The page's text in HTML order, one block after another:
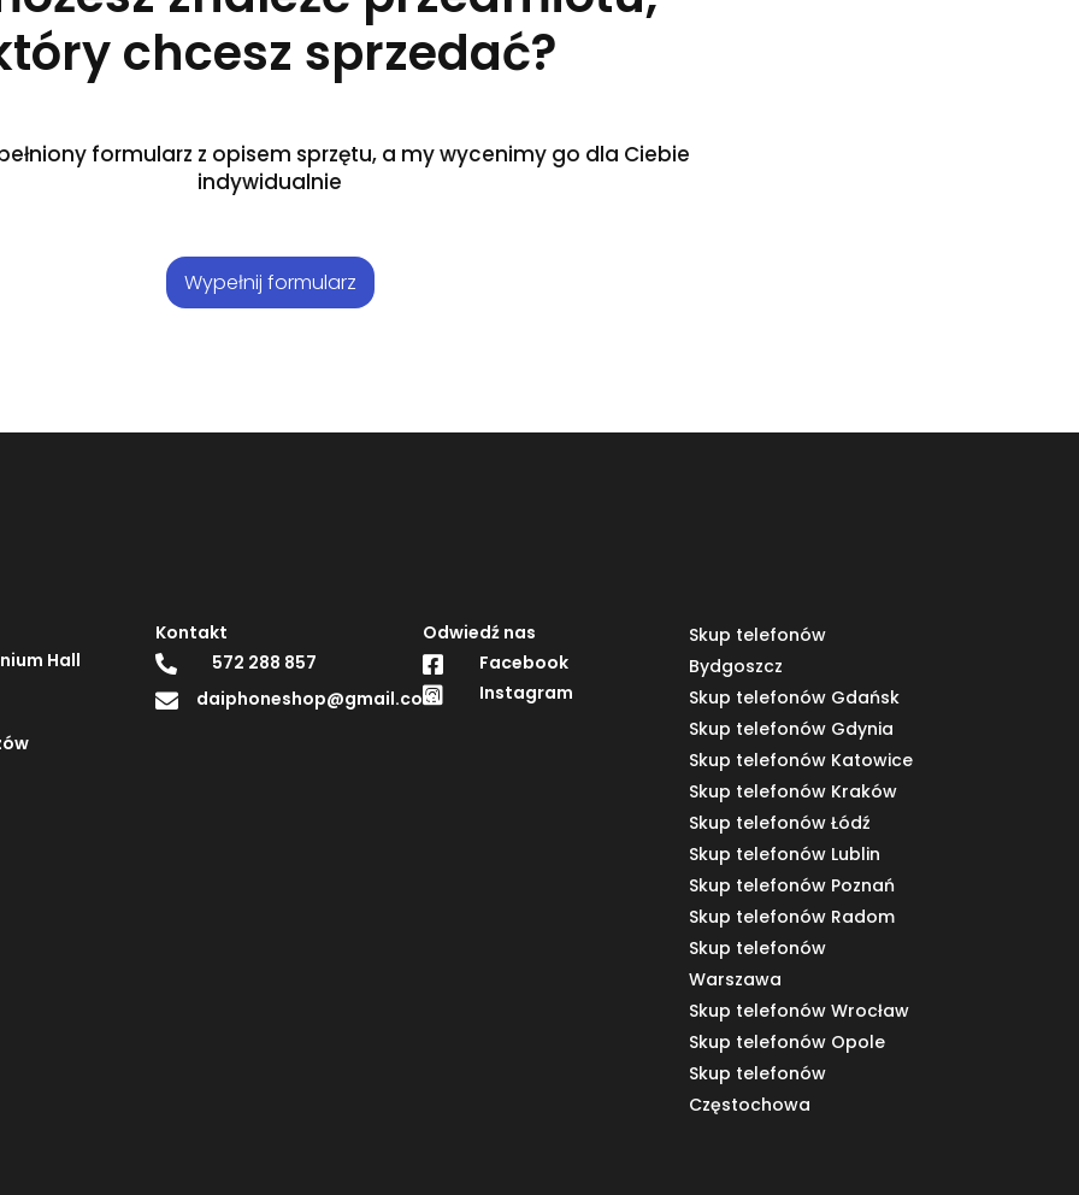
chcesz sprzedać?
formularz z opisem sprzętu, a my wycenimy go dla Ciebie
indywidualnie
Wypełnij formularz
Hall
Kontakt
 572 288 857
 daiphoneshop@gmail.com
Odwiedź nas
 Facebook
 Instagram
Skup telefonów
Bydgoszcz
Skup telefonów Gdańsk
Skup telefonów Gdynia
Skup telefonów Katowice
Skup telefonów Kraków
Skup telefonów Łódź
Skup telefonów Lublin
Skup telefonów Poznań
Skup telefonów Radom
Skup telefonów
Warszawa
Skup telefonów Wrocław
Skup telefonów Opole
Skup telefonów
Częstochowa